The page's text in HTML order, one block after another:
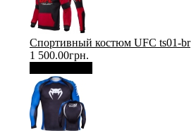
Спортивный костюм UFC ts01-br
1 500.00грн.